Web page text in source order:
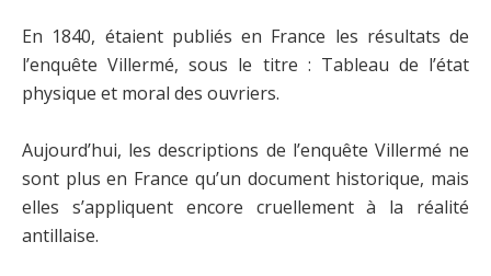
En 1840, étaient publiés en France les résultats de
l’enquête Villermé, sous le titre : Tableau de l’état
physique et moral des ouvriers.
Aujourd’hui, les descriptions de l’enquête Villermé ne
sont plus en France qu’un document historique, mais
elles s’appliquent encore cruellement à la réalité
antillaise.